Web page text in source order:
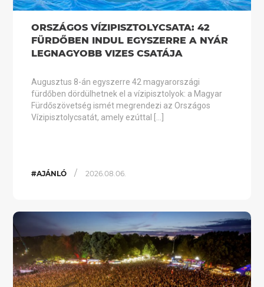
ORSZÁGOS VÍZIPISZTOLYCSATA: 42
FÜRDŐBEN INDUL EGYSZERRE A NYÁR
LEGNAGYOBB VIZES CSATÁJA
Augusztus 8-án egyszerre 42 magyarországi
fürdőben dördülhetnek el a vízipisztolyok: a Magyar
Fürdőszövetség ismét megrendezi az Országos
Vízipisztolycsatát, amely ezúttal […]
#AJÁNLÓ / 2026.08.06.